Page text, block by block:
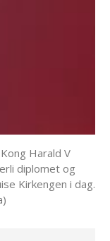
Harald V
diplomet og
Kirkengen i dag.